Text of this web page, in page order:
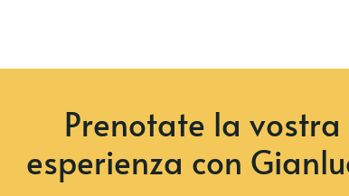
Prenotate la vostra
esperienza con